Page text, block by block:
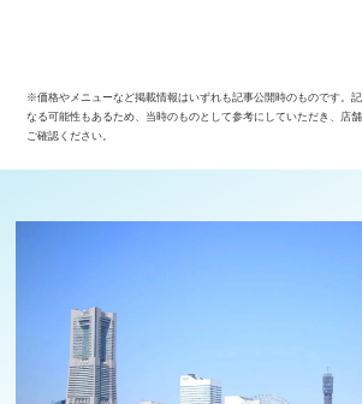
※価格やメニューなど掲載情報はいずれも記事公開時のものです。
なる可能性もあるため、当時のものとして参考にしていただき、店
ご確認ください。